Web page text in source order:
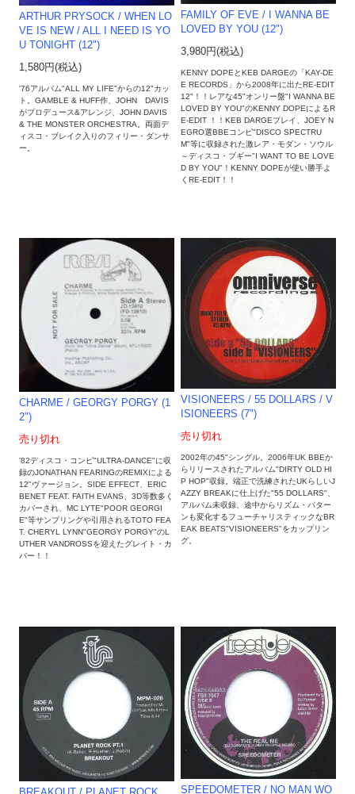
ARTHUR PRYSOCK / WHEN LO
VE IS NEW / ALL I NEED IS YO
U TONIGHT (12")
1,580円(税込)
'76アルバム"ALL MY LIFE"からの12"カッ
ト。GAMBLE & HUFF作、JOHN DAVIS
がプロデュース&アレンジ、JOHN DAVIS
& THE MONSTER ORCHESTRA。両面デ
ィスコ・ブレイク入りのフィリー・ダンサ
ー。
FAMILY OF EVE / I WANNA BE
LOVED BY YOU (12")
3,980円(税込)
KENNY DOPEとKEB DARGEの「KAY-DE
E RECORDS」から2008年に出たRE-EDIT
12"！！レアな45"オンリー盤"I WANNA BE
LOVED BY YOU"のKENNY DOPEによるR
E-EDIT ！！KEB DARGEプレイ、JOEY N
EGRO選BBEコンピ"DISCO SPECTRU
M"等に収録された激レア・モダン・ソウル
～ディスコ・ブギー"I WANT TO BE LOVE
D BY YOU"！KENNY DOPEが使い勝手よ
くRE-EDIT！！
CHARME / GEORGY PORGY (1
2")
売り切れ
'82ディスコ・コンピ"ULTRA-DANCE"に収
録のJONATHAN FEARINGのREMIXによる
12"ヴァージョン。SIDE EFFECT、ERIC
BENET FEAT. FAITH EVANS、3D等数多く
カバーされ、MC LYTE"POOR GEORGI
E"等サンプリングや引用されるTOTO FEA
T. CHERYL LYNN"GEORGY PORGY"のL
UTHER VANDROSSを迎えたグレイト・カ
バー！！
VISIONEERS / 55 DOLLARS / V
ISIONEERS (7")
売り切れ
2002年の45"シングル。2006年UK BBEか
らリリースされたアルバム"DIRTY OLD HI
P HOP"収録。端正で洗練されたUKらしいJ
AZZY BREAKに仕上げた"55 DOLLARS"、
アルバム未収録、途中からリズム・パター
ンも変化するフューチャリスティックなBR
EAK BEATS"VISIONEERS"をカップリン
グ。
SPEEDOMETER / NO MAN WO